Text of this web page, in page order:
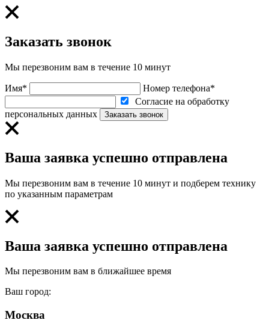
Заказать звонок
Мы перезвоним вам в течение 10 минут
Имя*
Номер телефона*
Согласие на обработку
персональных данных
Заказать звонок
Ваша заявка успешно отправлена
Мы перезвоним вам в течение 10 минут и подберем технику
по указанным параметрам
Ваша заявка успешно отправлена
Мы перезвоним вам в ближайшее время
Ваш город:
Москва